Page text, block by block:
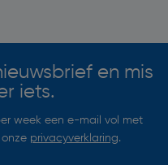
en mis
iets.
week een e-mail vol met
privacyverklaring.